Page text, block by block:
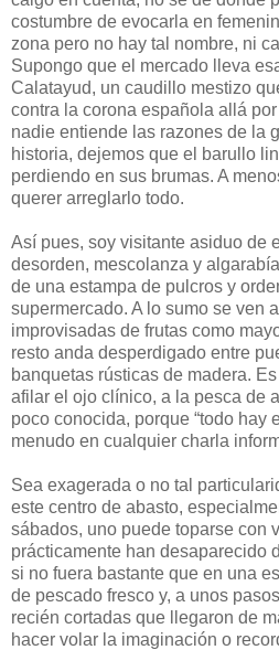
costumbre de evocarla en
zona pero no hay tal nombre, ni
Supongo que el mercado lleva
Calatayud, un caudillo mestizo
contra la corona española allá
nadie entiende las razones de la
historia, dejemos que el barullo
perdiendo en sus brumas. A
querer arreglarlo todo.
Así pues, soy visitante asiduo de
desorden, mescolanza y
de una estampa de pulcros y
supermercado. A lo sumo se ven
improvisadas de frutas como
resto anda desperdigado entre
banquetas rústicas de madera.
afilar el ojo clínico, a la pesca de
poco conocida, porque “todo hay
menudo en cualquier charla
Sea exagerada o no tal
este centro de abasto,
sábados, uno puede toparse con
prácticamente han desaparecido
si no fuera bastante que en una
de pescado fresco y, a unos
recién cortadas que llegaron de
hacer volar la imaginación o